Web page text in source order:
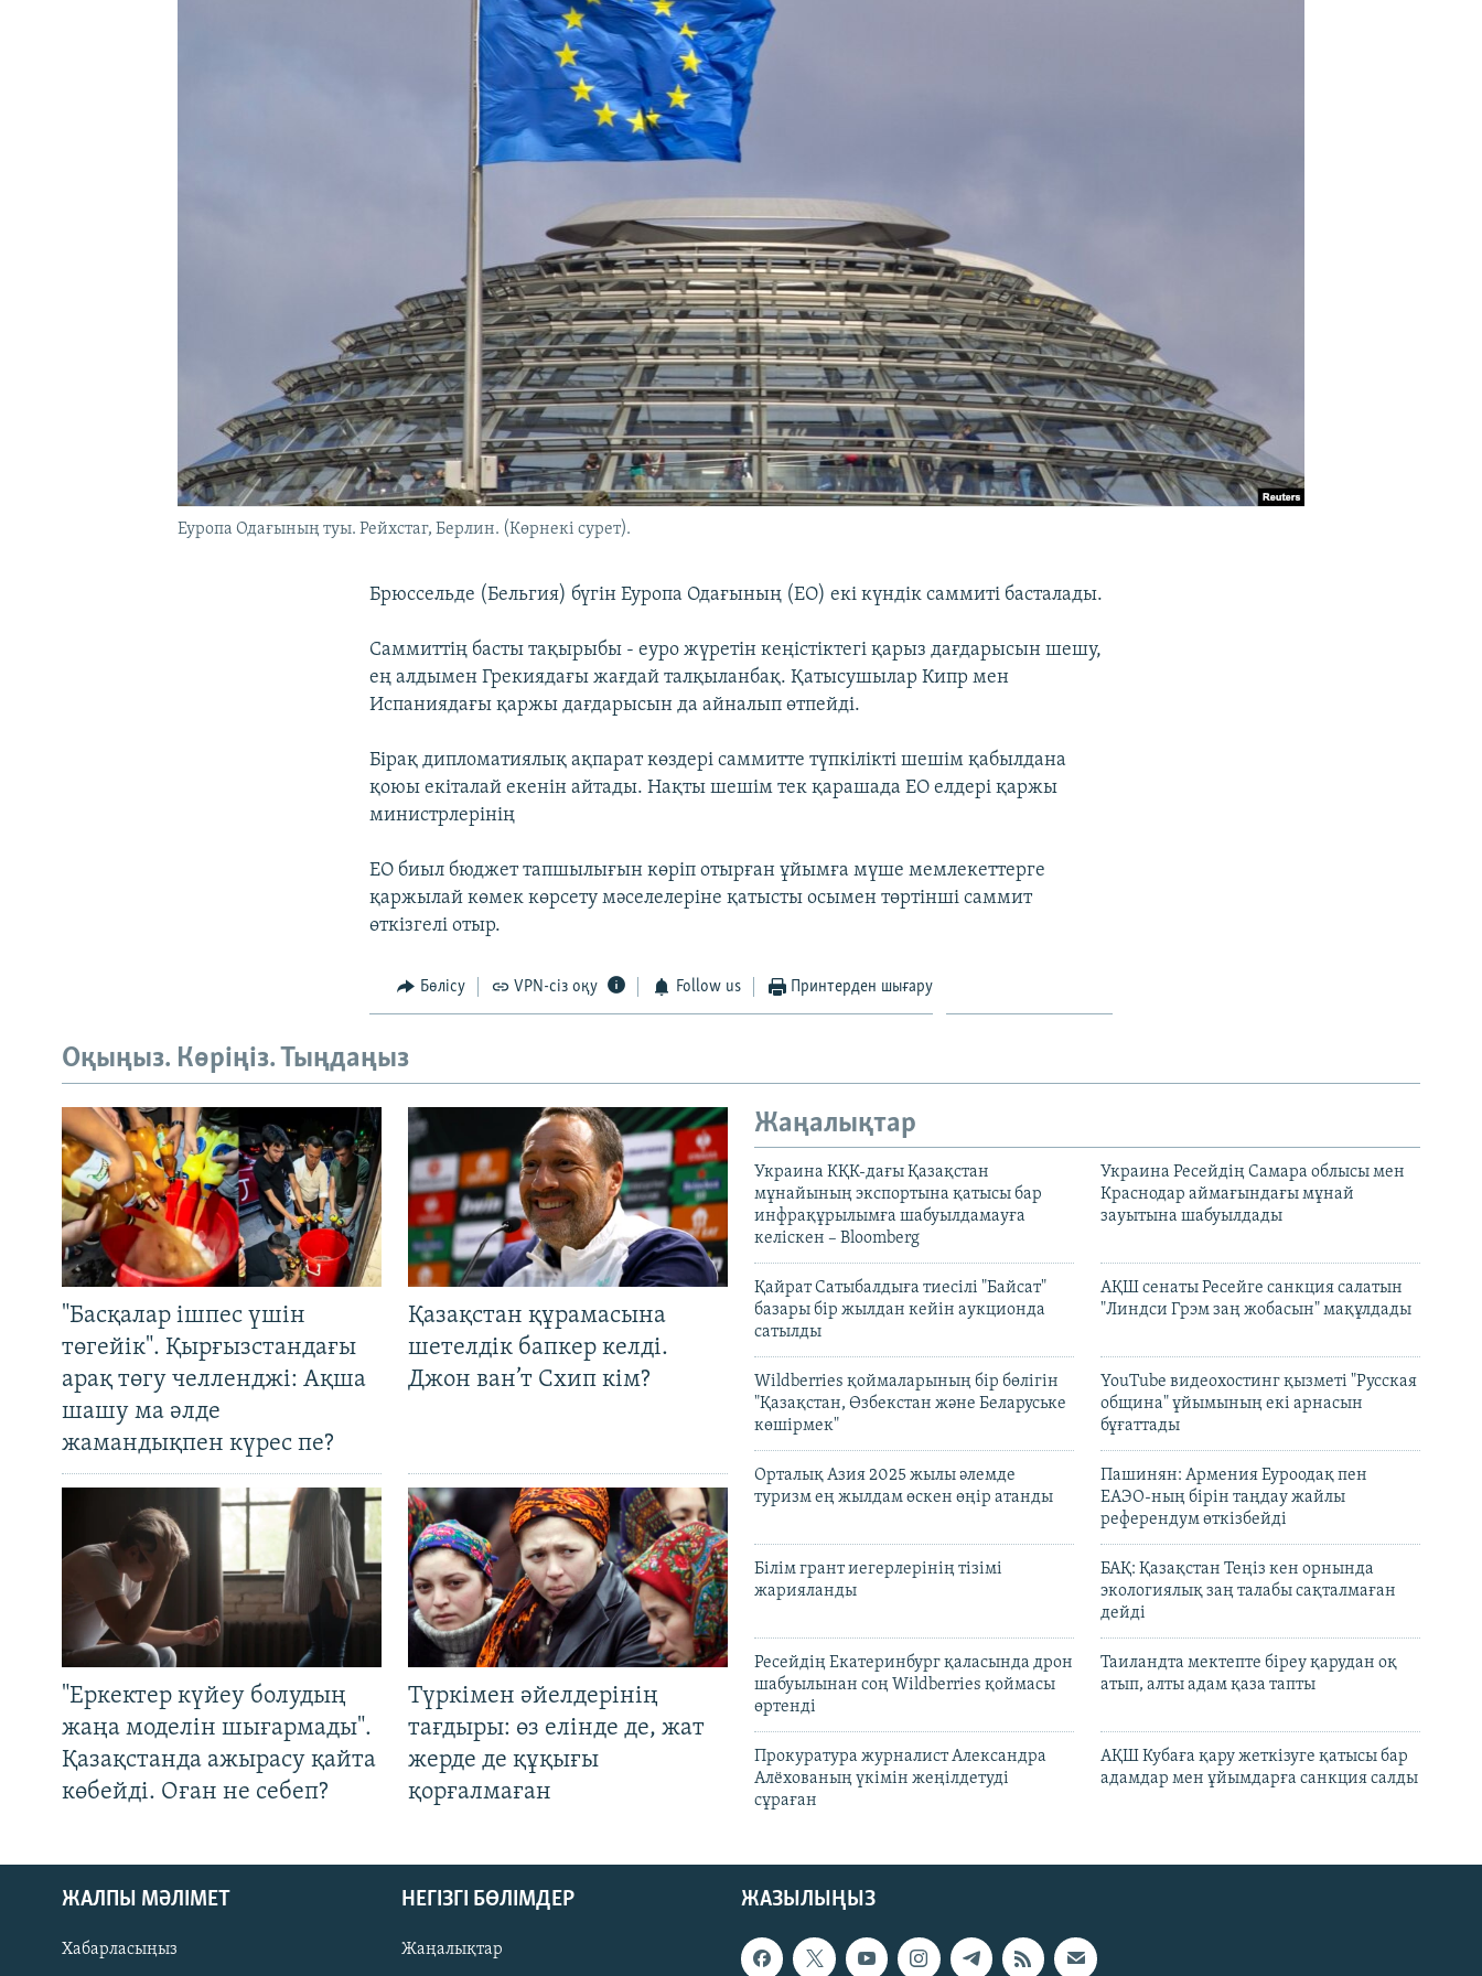
Еуропа Одағының туы. Рейхстаг, Берлин. (Көрнекі сурет).
Брюссельде (Бельгия) бүгін Еуропа Одағының (ЕО) екі күндік саммиті басталады.
Саммиттің басты тақырыбы - еуро жүретін кеңістіктегі қарыз дағдарысын шешу,
ең алдымен Грекиядағы жағдай талқыланбақ. Қатысушылар Кипр мен
Испаниядағы қаржы дағдарысын да айналып өтпейді.
Бірақ дипломатиялық ақпарат көздері саммитте түпкілікті шешім қабылдана
қоюы екіталай екенін айтады. Нақты шешім тек қарашада ЕО елдері қаржы
министрлерінің
ЕО биыл бюджет тапшылығын көріп отырған ұйымға мүше мемлекеттерге
қаржылай көмек көрсету мәселелеріне қатысты осымен төртінші саммит
өткізгелі отыр.
Бөлісу VPN-сіз оқу Follow us Принтерден шығару
Оқыңыз. Көріңіз. Тыңдаңыз
"Басқалар ішпес үшін
төгейік". Қырғызстандағы
арақ төгу челленджі: Ақша
шашу ма әлде
жамандықпен күрес пе?
Қазақстан құрамасына
шетелдік бапкер келді.
Джон ван’т Схип кім?
"Еркектер күйеу болудың
жаңа моделін шығармады".
Қазақстанда ажырасу қайта
көбейді. Оған не себеп?
Түркімен әйелдерінің
тағдыры: өз елінде де, жат
жерде де құқығы
қорғалмаған
Жаңалықтар
Украина КҚК-дағы Қазақстан
мұнайының экспортына қатысы бар
инфрақұрылымға шабуылдамауға
келіскен – Bloomberg
Украина Ресейдің Самара облысы мен
Краснодар аймағындағы мұнай
зауытына шабуылдады
Қайрат Сатыбалдыға тиесілі "Байсат"
базары бір жылдан кейін аукционда
сатылды
АҚШ сенаты Ресейге санкция салатын
"Линдси Грэм заң жобасын" мақұлдады
Wildberries қоймаларының бір бөлігін
"Қазақстан, Өзбекстан және Беларуське
көшірмек"
YouTube видеохостинг қызметі "Русская
община" ұйымының екі арнасын
бұғаттады
Орталық Азия 2025 жылы әлемде
туризм ең жылдам өскен өңір атанды
Пашинян: Армения Еуроодақ пен
ЕАЭО-ның бірін таңдау жайлы
референдум өткізбейді
Білім грант иегерлерінің тізімі
жарияланды
БАҚ: Қазақстан Теңіз кен орнында
экологиялық заң талабы сақталмаған
дейді
Ресейдің Екатеринбург қаласында дрон
шабуылынан соң Wildberries қоймасы
өртенді
Таиландта мектепте біреу қарудан оқ
атып, алты адам қаза тапты
Прокуратура журналист Александра
Алёхованың үкімін жеңілдетуді
сұраған
АҚШ Кубаға қару жеткізуге қатысы бар
адамдар мен ұйымдарға санкция салды
ЖАЗЫЛЫҢЫЗ
ЖАЛПЫ МӘЛІМЕТ
Хабарласыңыз
НЕГІЗГІ БӨЛІМДЕР
Жаңалықтар